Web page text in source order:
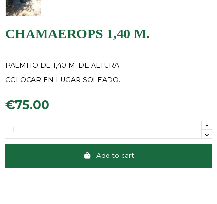
CHAMAEROPS 1,40 M.
PALMITO DE 1,40 M. DE ALTURA .
COLOCAR EN LUGAR SOLEADO.
€75.00
Add to cart